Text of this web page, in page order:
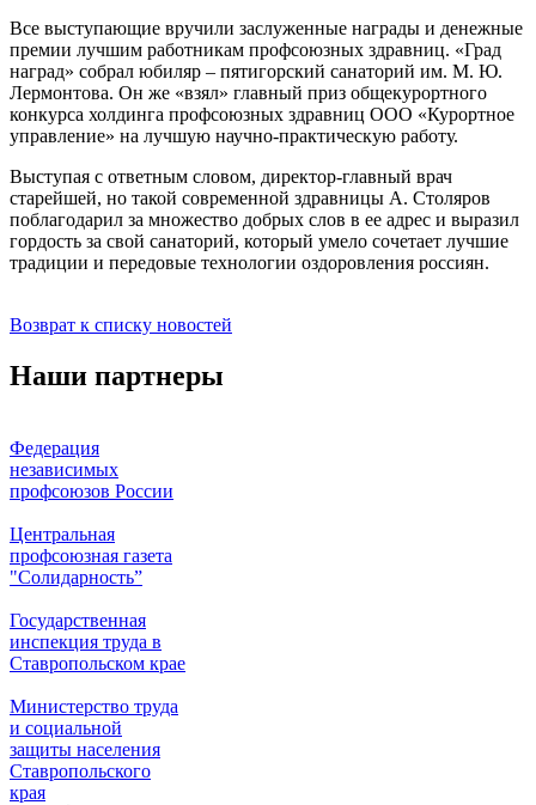
Все выступающие вручили заслуженные награды и денежные
премии лучшим работникам профсоюзных здравниц. «Град
наград» собрал юбиляр – пятигорский санаторий им. М. Ю.
Лермонтова. Он же «взял» главный приз общекурортного
конкурса холдинга профсоюзных здравниц ООО «Курортное
управление» на лучшую научно-практическую работу.
Выступая с ответным словом, директор-главный врач
старейшей, но такой современной здравницы А. Столяров
поблагодарил за множество добрых слов в ее адрес и выразил
гордость за свой санаторий, который умело сочетает лучшие
традиции и передовые технологии оздоровления россиян.
Возврат к списку новостей
Наши партнеры
Федерация
независимых
профсоюзов России
Центральная
профсоюзная газета
"Солидарность”
Государственная
инспекция труда в
Ставропольском крае
Министерство труда
и социальной
защиты населения
Ставропольского
края